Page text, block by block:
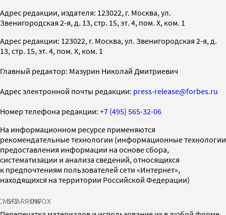
Адрес редакции, издателя: 123022, г. Москва, ул.
Звенигородская 2-я, д. 13, стр. 15, эт. 4, пом. X, ком. 1
Адрес редакции: 123022, г. Москва, ул. Звенигородская 2-я, д.
13, стр. 15, эт. 4, пом. X, ком. 1
Главный редактор: Мазурин Николай Дмитриевич
Адрес электронной почты редакции: press-release@forbes.ru
Номер телефона редакции: +7 (495) 565-32-06
На информационном ресурсе применяются
рекомендательные технологии (информационные технологии
предоставления информации на основе сбора,
систематизации и анализа сведений, относящихся
к предпочтениям пользователей сети «Интернет»,
находящихся на территории Российской Федерации)
SPARROWINFOX